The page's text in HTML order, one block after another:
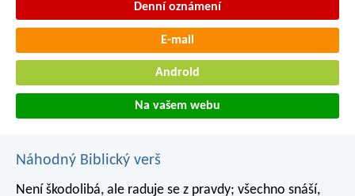
Denní oznámení
E-mail
Android
Na vašem webu
Náhodný Biblický verš
Není škodolibá, ale raduje se z pravdy; všechno snáší,